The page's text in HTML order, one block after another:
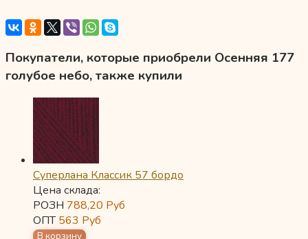
Покупатели, которые приобрели Осенняя 177
голубое небо, также купили
Суперлана Классик 57 бордо
Цена склада:
РОЗН 788,20 Руб
ОПТ563 Руб